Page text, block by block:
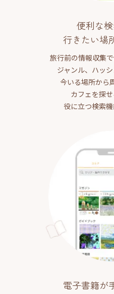
便利な
行きたい場
旅行前の情報収集
ジャンル、ハッ
今いる場所から
カフェを探
役に立つ検索機
電子書籍が